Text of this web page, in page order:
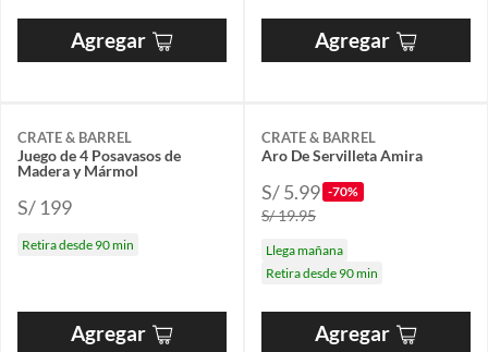
Agregar Agregar
CRATE & BARREL
Juego de 4 Posavasos de
Madera y Mármol
S/ 199
Retira desde 90 min
Agregar
CRATE & BARREL
Aro De Servilleta Amira
S/ 5.99 -70%
S/ 19.95
Llega mañana
Retira desde 90 min
Agregar